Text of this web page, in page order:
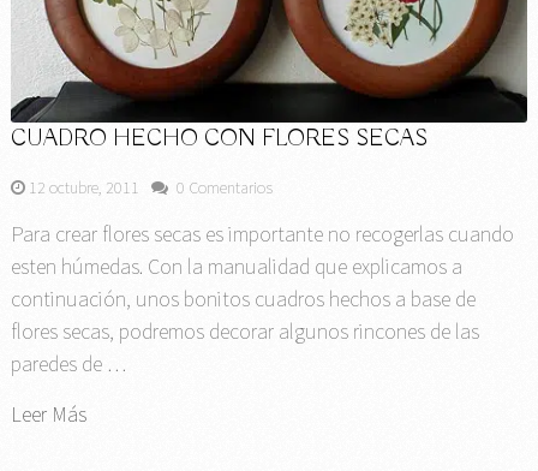
CUADRO HECHO CON FLORES SECAS
12 octubre, 2011 0 Comentarios
Para crear flores secas es importante no recogerlas cuando
esten húmedas. Con la manualidad que explicamos a
continuación, unos bonitos cuadros hechos a base de
flores secas, podremos decorar algunos rincones de las
paredes de …
Leer Más